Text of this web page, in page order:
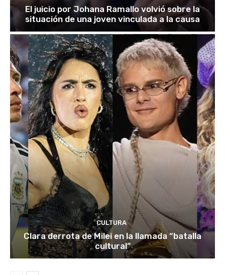
El juicio por Johana Ramallo volvió sobre la
situación de una joven vinculada a la causa
CULTURA
Clara derrota de Milei en la llamada “batalla
cultural”